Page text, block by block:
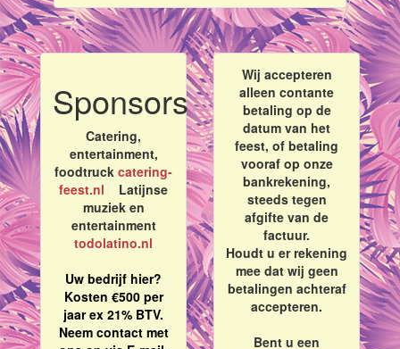
Sponsors
Catering,
entertainment,
foodtruck catering-
feest.nl Latijnse
muziek en
entertainment
todolatino.nl
Uw bedrijf hier?
Kosten €500 per
jaar ex 21% BTV.
Neem contact met
Wij accepteren
alleen contante
betaling op de
datum van het
feest, of betaling
vooraf op onze
bankrekening,
steeds tegen
afgifte van de
factuur.
Houdt u er rekening
mee dat wij geen
betalingen achteraf
accepteren.
Bent u een